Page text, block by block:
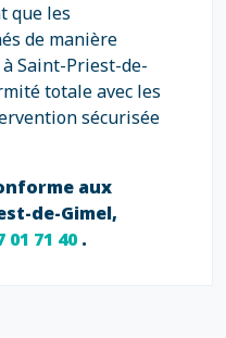
que les
de manière
Saint-Priest-de-
totale avec les
sécurisée
aux
de-Gimel,
01 71 40.